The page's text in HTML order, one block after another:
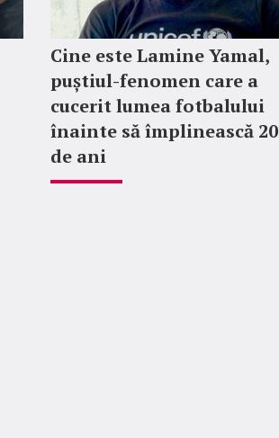
Cine este Lamine Yamal,
puștiul-fenomen care a
cucerit lumea fotbalului
înainte să împlinească 20
de ani